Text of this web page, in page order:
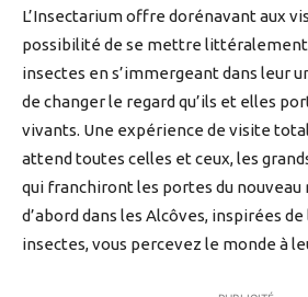
L’Insectarium offre dorénavant aux
possibilité de se mettre littéralement
insectes en s’immergeant dans leur
de changer le regard qu’ils et elles
vivants. Une expérience de visite
attend toutes celles et ceux, les
qui franchiront les portes du nouveau
d’abord dans les Alcôves, inspirées de
insectes, vous percevez le monde à